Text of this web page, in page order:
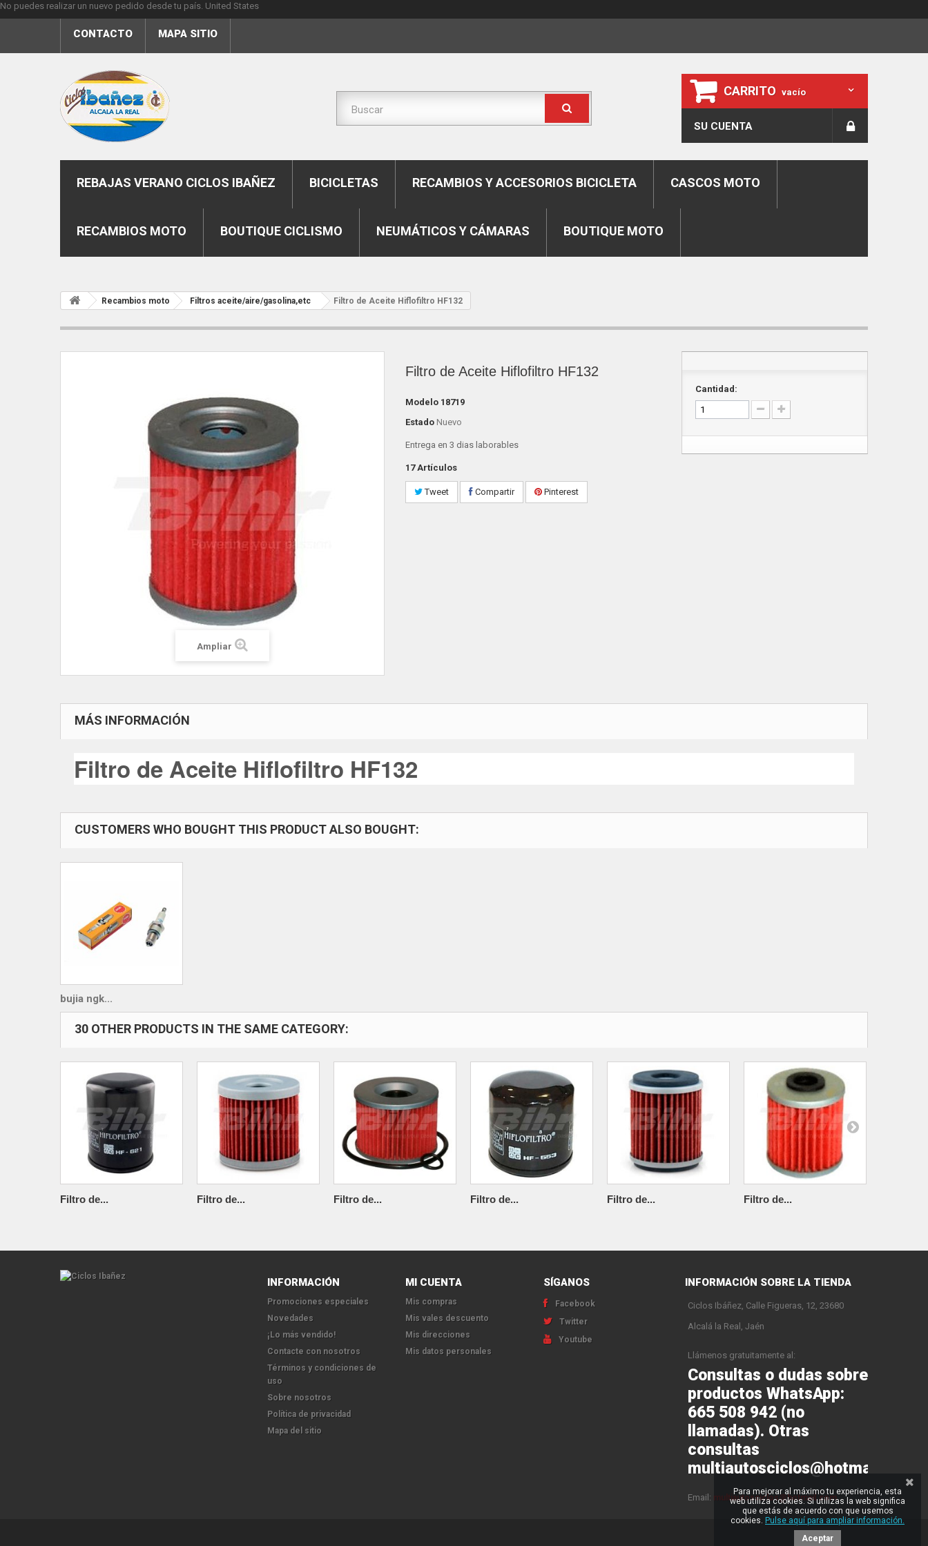
No puedes realizar un nuevo pedido desde tu país. United States
CONTACTO MAPA SITIO
CARRITO vacío
SU CUENTA
REBAJAS VERANO CICLOS IBAÑEZ BICICLETAS RECAMBIOS Y ACCESORIOS BICICLETA CASCOS MOTO
RECAMBIOS MOTO BOUTIQUE CICLISMO NEUMÁTICOS Y CÁMARAS BOUTIQUE MOTO
Recambios moto Filtros aceite/aire/gasolina,etc Filtro de Aceite Hiflofiltro HF132
Ampliar
Filtro de Aceite Hiflofiltro HF132
Modelo 18719
Estado Nuevo
Entrega en 3 dias laborables
17 Artículos
Tweet Compartir Pinterest
Cantidad:
MÁS INFORMACIÓN
Filtro de Aceite Hiflofiltro HF132
CUSTOMERS WHO BOUGHT THIS PRODUCT ALSO BOUGHT:
bujia ngk...
30 OTHER PRODUCTS IN THE SAME CATEGORY:
Filtro de... Filtro de... Filtro de... Filtro de... Filtro de... Filtro de...
INFORMACIÓN
Promociones especiales
Novedades
¡Lo más vendido!
Contacte con nosotros
Términos y condiciones de
uso
Sobre nosotros
Política de privacidad
Mapa del sitio
MI CUENTA
Mis compras
Mis vales descuento
Mis direcciones
Mis datos personales
SÍGANOS
Facebook
Twitter
Youtube
INFORMACIÓN SOBRE LA TIENDA
Ciclos Ibáñez, Calle Figueras, 12, 23680
Alcalá la Real, Jaén
Llámenos gratuitamente al:
Consultas o dudas sobre
productos WhatsApp:
665 508 942 (no
llamadas). Otras
consultas
multiautosciclos@hotmail.com
Email: multiautosciclos@hotmail.com
Para mejorar al máximo tu experiencia, esta
web utiliza cookies. Si utilizas la web significa
que estás de acuerdo con que usemos
cookies. Pulse aquí para ampliar información.
Aceptar